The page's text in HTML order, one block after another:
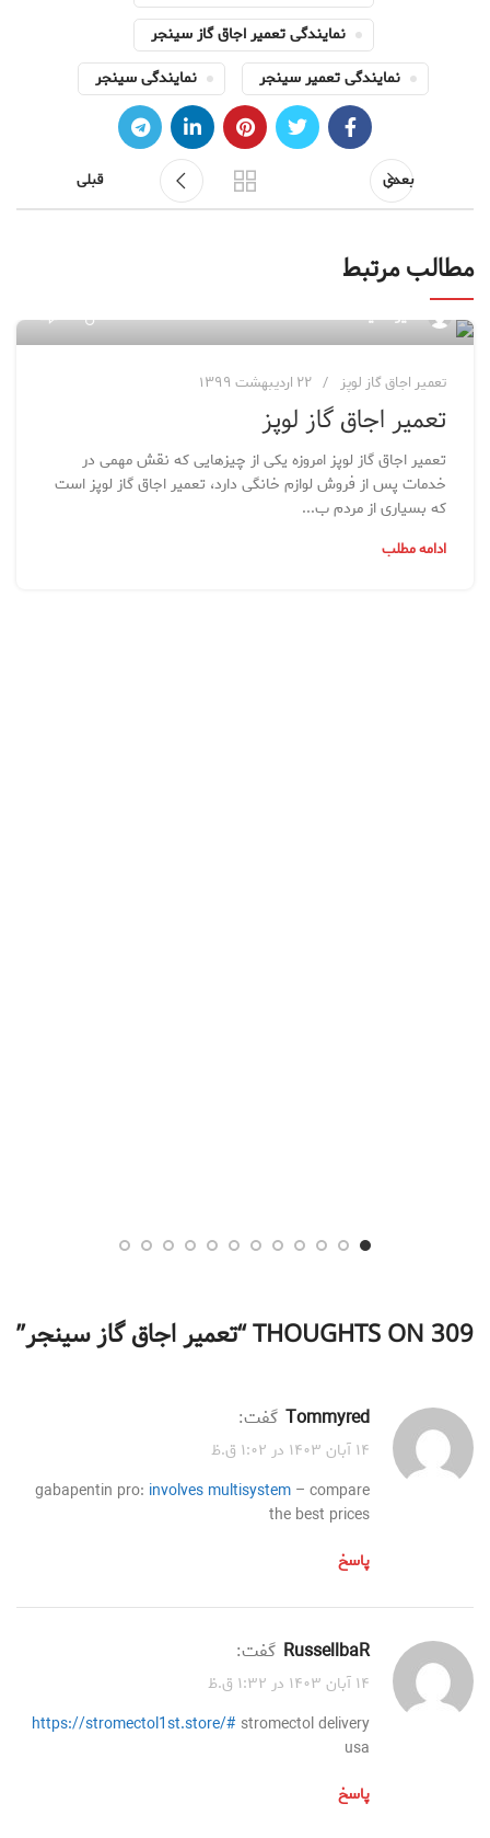
نمایندگی تعمیر اجاق گاز سینجر
نمایندگی تعمیر سینجر
نمایندگی سینجر
بعدی قبلی
مطالب مرتبط
مدیر سایت
تعمیر اجاق گاز لوپز ۲۲ اردیبهشت ۱۳۹۹
تعمیر اجاق گاز لوپز
تعمیر اجاق گاز لوپز امروزه یکی از چیزهایی که نقش مهمی در
خدمات پس از فروش لوازم خانگی دارد، تعمیر اجاق گاز لوپز است
که بسیاری از مردم ب...
ادامه مطلب
309 THOUGHTS ON “ تعمیر اجاق گاز سینجر”
Tommyred گفت:
۱۴ آبان ۱۴۰۳ در ۱:۰۲ ق.ظ
gabapentin pro: involves multisystem – compare
the best prices
پاسخ
RussellbaR گفت:
۱۴ آبان ۱۴۰۳ در ۱:۳۲ ق.ظ
https://stromectol1st.store/# stromectol delivery
usa
پاسخ